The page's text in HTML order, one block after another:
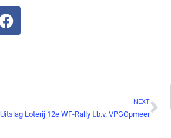
NEXT
Uitslag Loterij 12e WF-Rally t.b.v. VPGOpmeer